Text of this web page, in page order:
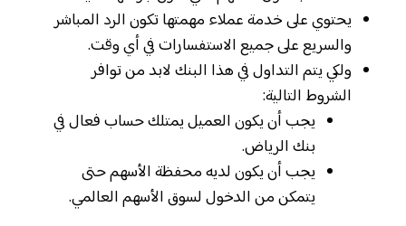
يحتوي على خدمة عملاء مهمتها تكون الرد المباشر
والسريع على جميع الاستفسارات في أي وقت.
ولكي يتم التداول في هذا البنك لابد من توافر
الشروط التالية:
يجب أن يكون العميل يمتلك حساب فعال في
بنك الرياض.
يجب أن يكون لديه محفظة الأسهم حتى
يتمكن من الدخول لسوق الأسهم العالمي.